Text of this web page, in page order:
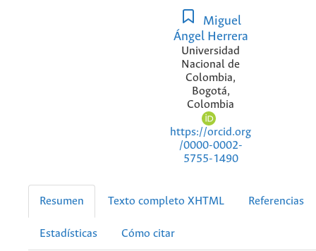
Miguel
Ángel Herrera
Universidad
Nacional de
Colombia,
Bogotá,
Colombia
https://orcid.org
/0000-0002-
5755-1490
Resumen Texto completo XHTML Referencias
Estadísticas Cómo citar